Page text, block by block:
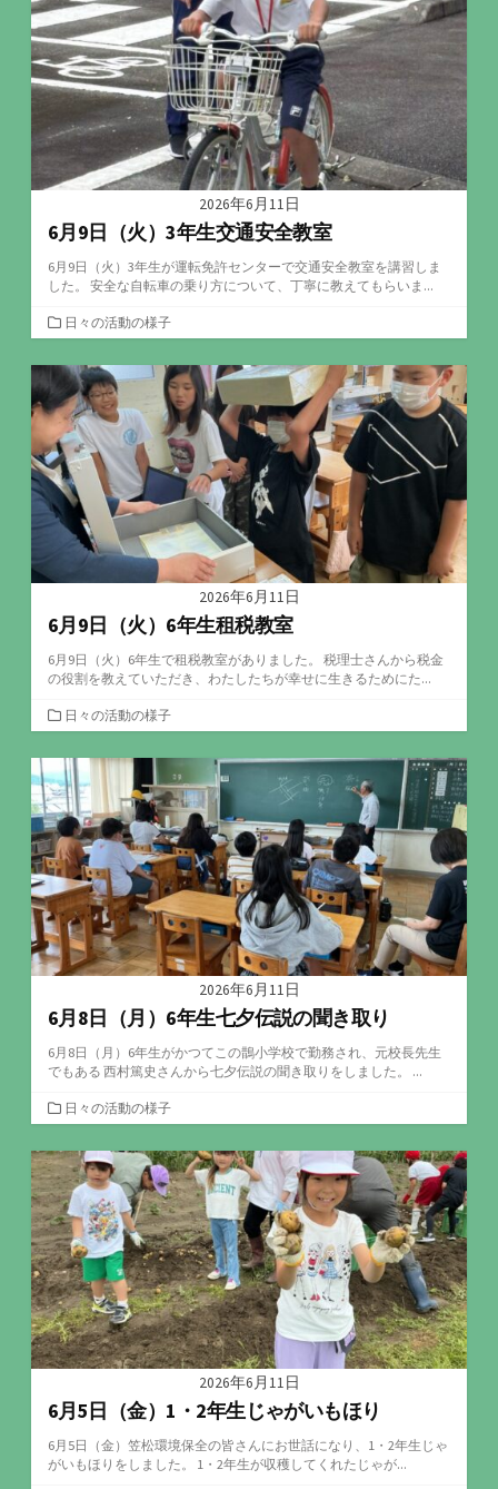
ー
2026年6月11日
6月9日（火）3年生交通安全教室
6月9日（火）3年生が運転免許センターで交通安全教室を講習しま
した。 安全な自転車の乗り方について、丁寧に教えてもらいま...
カ
テ
ゴ
リ
ー
日々の活動の様子
2026年6月11日
6月9日（火）6年生租税教室
6月9日（火）6年生で租税教室がありました。 税理士さんから税金
の役割を教えていただき、わたしたちが幸せに生きるためにた...
カ
テ
ゴ
リ
ー
日々の活動の様子
2026年6月11日
6月8日（月）6年生七夕伝説の聞き取り
6月8日（月）6年生がかつてこの鵲小学校で勤務され、元校長先生
でもある 西村篤史さんから七夕伝説の聞き取りをしました。 ...
カ
テ
ゴ
リ
ー
日々の活動の様子
2026年6月11日
6月5日（金）1・2年生じゃがいもほり
6月5日（金）笠松環境保全の皆さんにお世話になり、1・2年生じゃ
がいもほりをしました。 1・2年生が収穫してくれたじゃが...